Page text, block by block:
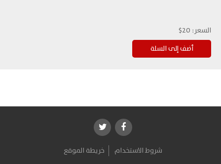
السعر: 20$
شروط الاستخدام خريطة الموقع